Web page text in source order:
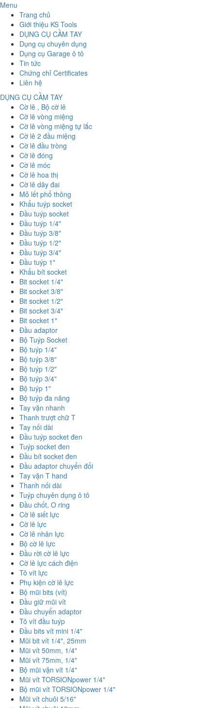
Menu
Trang chủ
Giới thiệu KS Tools
DỤNG CỤ CẦM TAY
Dụng cụ chuyên dụng
Dụng cụ Garage ô tô
Tin tức
Chứng chỉ Certificates
Liên hệ
DỤNG CỤ CẦM TAY
Cờ lê , Bộ cờ lê
Cờ lê vòng miệng
Cờ lê vòng miệng tự lắc
Cờ lê 2 đầu miệng
Cờ lê đầu tròng
Cờ lê đóng
Cờ lê móc
Cờ lê hoa thị
Cờ lê dây đai
Mỏ lết phổ thông
Khẩu tuýp socket
Đầu tuýp socket
Đầu tuýp 1/4"
Đầu tuýp 3/8"
Đầu tuýp 1/2"
Đầu tuýp 3/4"
Đầu tuýp 1"
Khẩu bít socket
Bit socket 1/4"
Bit socket 3/8"
Bit socket 1/2"
Bit socket 3/4"
Bit socket 1"
Đầu adaptor
Bộ Tuýp Socket
Bộ tuýp 1/4"
Bộ tuýp 3/8"
Bộ tuýp 1/2"
Bộ tuýp 3/4"
Bộ tuýp 1"
Bộ tuýp đa năng
Tay vặn nhanh
Thanh trượt chữ T
Tay nối dài
Đầu tuýp socket đen
Tuýp socket đen
Đầu bít socket đen
Đầu adaptor chuyển đổi
Tay vặn T hand
Thanh nối dài
Tuýp chuyên dụng ô tô
Đầu chốt, O ring
Cờ lê siết lực
Cờ lê lực
Cờ lê nhân lực
Bộ cờ lê lực
Đầu rời cờ lê lực
Cờ lê lực cách điện
Tô vít lực
Phụ kiện cờ lê lực
Bộ mũi bits (vít)
Đầu giữ mũi vít
Đầu chuyển adaptor
Tô vít đầu tuýp
Đầu bits vít mini 1/4"
Mũi bit vít 1/4", 25mm
Mũi vít 50mm, 1/4"
Mũi vít 75mm, 1/4"
Bộ mũi vặn vít 1/4"
Mũi vít TORSIONpower 1/4"
Bộ mũi vít TORSIONpower 1/4"
Mũi vít chuôi 5/16"